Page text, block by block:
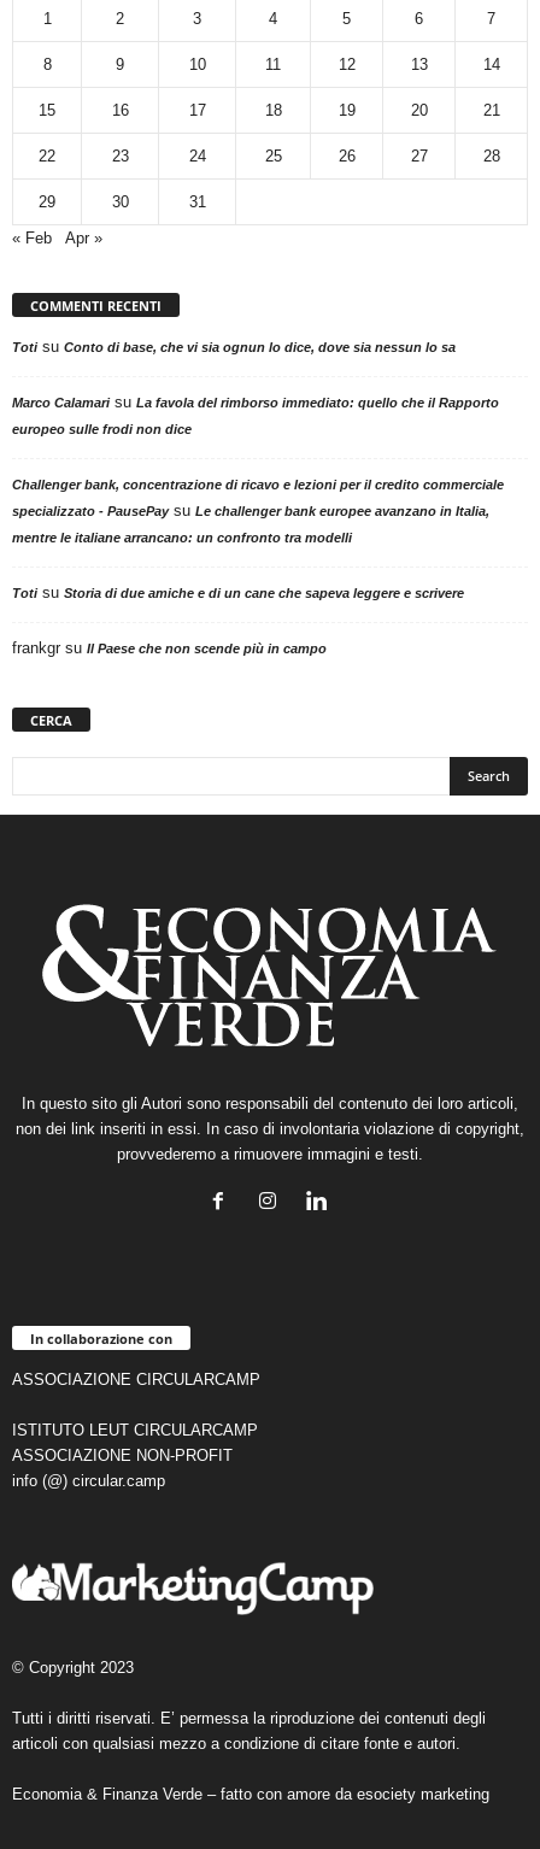
1 2 3 4 5 6 7
8 9 10 11 12 13 14
15 16 17 18 19 20 21
22 23 24 25 26 27 28
29 30
31
« Feb
Apr »
COMMENTI RECENTI
Totisu Conto di base, che vi sia ognun lo dice, dove sia nessun lo sa
Marco Calamarisu La favola del rimborso immediato: quello che il Rapporto
europeo sulle frodi non dice
Challenger bank, concentrazione di ricavo e lezioni per il credito commerciale
specializzato - PausePaysu Le challenger bank europee avanzano in Italia,
mentre le italiane arrancano: un confronto tra modelli
Totisu Storia di due amiche e di un cane che sapeva leggere e scrivere
frankgr su Il Paese che non scende più in campo
CERCA
In questo sito gli Autori sono responsabili del contenuto dei loro articoli,
non dei link inseriti in essi. In caso di involontaria violazione di copyright,
provvederemo a rimuovere immagini e testi.
In collaborazione con
ASSOCIAZIONE CIRCULARCAMP
ISTITUTO LEUT CIRCULARCAMP
ASSOCIAZIONE NON-PROFIT
info (@) circular.camp
© Copyright 2023
Tutti i diritti riservati. E’ permessa la riproduzione dei contenuti degli
articoli con qualsiasi mezzo a condizione di citare fonte e autori.
Economia & Finanza Verde – fatto con amore da esociety marketing